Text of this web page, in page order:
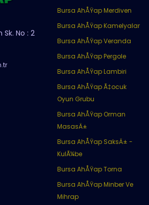
No : 2
Bursa AhÅŸap Merdiven
Bursa AhÅŸap Kamelyalar
Bursa AhÅŸap Veranda
Bursa AhÅŸap Pergole
Bursa AhÅŸap Lambiri
Bursa AhÅŸap Ã‡ocuk
Oyun Grubu
Bursa AhÅŸap Orman
MasasÄ±
Bursa AhÅŸap SaksÄ± -
KulÃ¼be
Bursa AhÅŸap Torna
Bursa AhÅŸap Minber Ve
Mihrap